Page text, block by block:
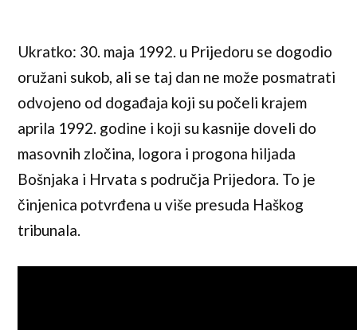
Ukratko: 30. maja 1992. u Prijedoru se dogodio
oružani sukob, ali se taj dan ne može posmatrati
odvojeno od događaja koji su počeli krajem
aprila 1992. godine i koji su kasnije doveli do
masovnih zločina, logora i progona hiljada
Bošnjaka i Hrvata s područja Prijedora. To je
činjenica potvrđena u više presuda Haškog
tribunala.